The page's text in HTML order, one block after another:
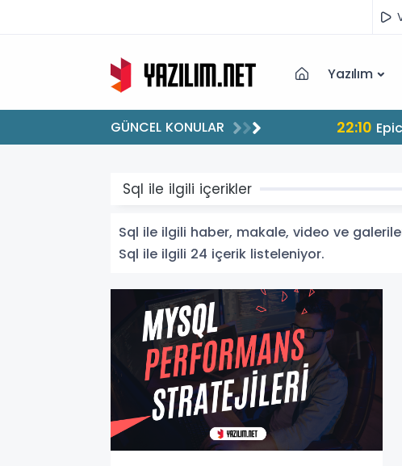
Yazılım
GÜNCEL KONULAR 22:10
Sql ile ilgili içerikler
Sql ile ilgili haber, makale, video ve
Sql ile ilgili 24 içerik listeleniyor.